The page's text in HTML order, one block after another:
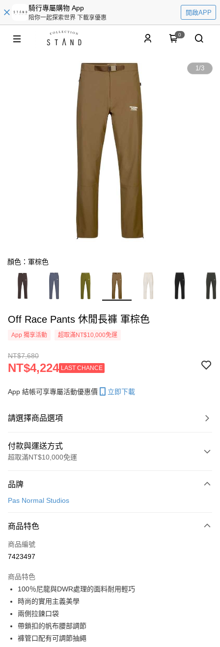
騎行專屬購物 App
陪你一起探索世界 下載享優惠
開啟APP
0
1/3
顏色：軍棕色
Off Race Pants 休閒長褲 軍棕色
App 獨享活動 超取滿NT$10,000免運
NT$7,680
NT$4,224 LAST CHANCE
App 結帳可享專屬活動優惠價 立即下載
請選擇商品選項
付款與運送方式
超取滿NT$10,000免運
信用卡一次付款
LINE Pay
Apple Pay
運送方式
全家店到店
每筆NT$80，滿NT$10,000(含以上)免運費
付款後全家取貨
品牌
Pas Normal Studios
商品特色
商品編號
7423497
商品特色
100％尼龍與DWR處理的面料耐用輕巧
時尚的實用主義美學
兩側拉鍊口袋
帶鎖扣的帆布腰部調節
褲管口配有可調節抽繩